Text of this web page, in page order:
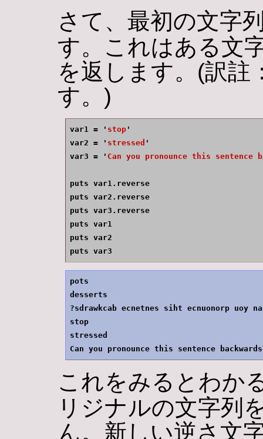
さて、最初の文字
す。これはある文
を返します。(訳註
す。)
var1 = ' stop'
var2 = ' stressed '
var3 = ' Can you pronounce this sentence
puts var1.reverse
puts var2.reverse
puts var3.reverse
puts var1
puts var2
puts var3
pots
desserts
?sdrawkcab ecnetnes siht ecnuonorp uoy
stop
stressed
これをみるとわか
リジナルの文字列
ん。新しい逆さ文